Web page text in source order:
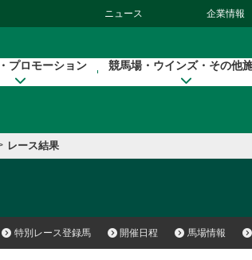
ニュース 企業情報
プロモーション 競馬場・ウインズ・その他
レース結果
特別レース登録馬 開催日程 馬場情報